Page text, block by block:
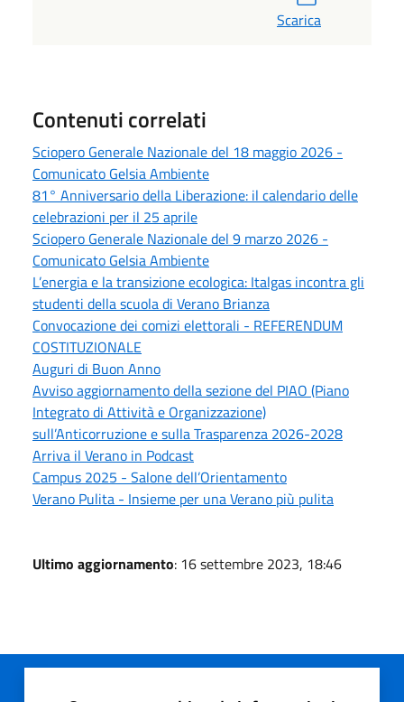
Scarica
Contenuti correlati
Sciopero Generale Nazionale del 18 maggio 2026 -
Comunicato Gelsia Ambiente
81° Anniversario della Liberazione: il calendario delle
celebrazioni per il 25 aprile
Sciopero Generale Nazionale del 9 marzo 2026 -
Comunicato Gelsia Ambiente
L’energia e la transizione ecologica: Italgas incontra gli
studenti della scuola di Verano Brianza
Convocazione dei comizi elettorali - REFERENDUM
COSTITUZIONALE
Auguri di Buon Anno
Avviso aggiornamento della sezione del PIAO (Piano
Integrato di Attività e Organizzazione)
sull’Anticorruzione e sulla Trasparenza 2026-2028
Arriva il Verano in Podcast
Campus 2025 - Salone dell’Orientamento
Verano Pulita - Insieme per una Verano più pulita
Ultimo aggiornamento: 16 settembre 2023, 18:46